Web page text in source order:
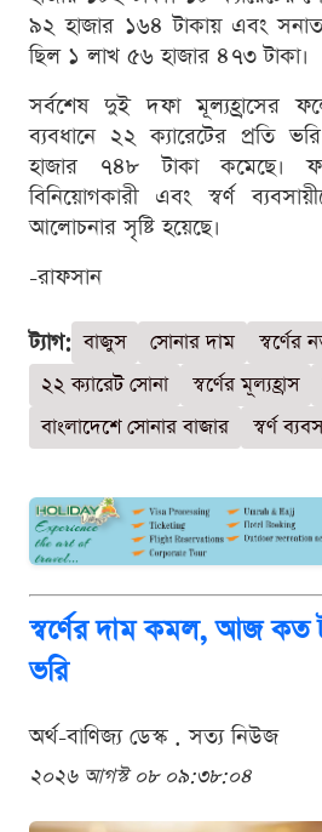
৯২ হাজার ১৬৪ টাকায় এবং
ছিল ১ লাখ ৫৬ হাজার ৪৭৩ টাকা।
সর্বশেষ দুই দফা মূল্যহ্রাসের
ব্যবধানে ২২ ক্যারেটের প্রতি
হাজার ৭৪৮ টাকা কমেছে।
বিনিয়োগকারী এবং স্বর্ণ
আলোচনার সৃষ্টি হয়েছে।
-রাফসান
ট্যাগ: বাজুস সোনার দাম
স্বর্ণের
২২ ক্যারেট সোনা
স্বর্ণের মূল্যহ্রাস
বাংলাদেশে সোনার বাজার
স্বর্ণ
স্বর্ণের দাম কমল, আজ কত
ভরি
অর্থ-বাণিজ্য ডেস্ক . সত্য নিউজ
২০২৬ আগস্ট ০৮ ০৯:৩৮:০৪